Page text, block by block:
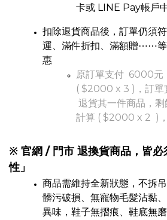
卡或 LINE Pay帳戶
扣除退貨商品後，訂單仍須
運、滿件折扣、滿額贈⋯⋯
惠
原訂單支付 6000元
( $2000 x 3 )，訂單
退貨其一件商品，
計算 ( $2000 x 2 )
※ 官網 / 門市 退換貨商品，皆必
性」
商品需維持全新狀態，不拆
髒污破損、無寵物毛髮沾黏
異味，鞋子無摺痕、鞋底無